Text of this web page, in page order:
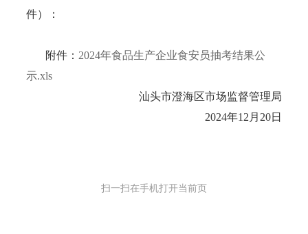
件）：
附件： 2024年食品生产企业食安员抽考结果公
示.xls
汕头市澄海区市场监督管理局
2024年12月20日
扫一扫在手机打开当前页